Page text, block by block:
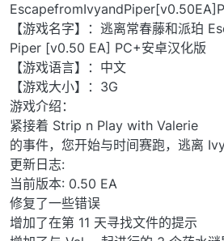
【游戏名字】：逃离常春藤和派珀
Piper [v0.50 EA] PC+安卓汉化版
【游戏语言】：中文
【游戏大小】：3G
游戏介绍：
紧接着 Strip n Play with Valerie
的事件，您开始与时间赛跑，逃离
更新日志:
当前版本: 0.50 EA
修复了一些错误
增加了在第 11 天寻找文件的提示